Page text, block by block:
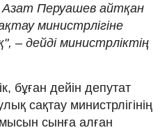
Азат Перуашев айтқан
министрлігіне
– дейді министрліктің
бұған дейін депутат
сақтау министрлігінің
сынға алған